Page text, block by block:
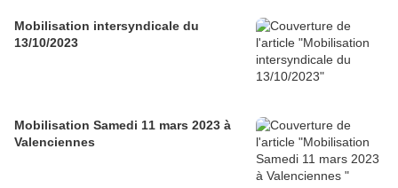
Mobilisation intersyndicale du
13/10/2023
Mobilisation Samedi 11 mars 2023 à
Valenciennes